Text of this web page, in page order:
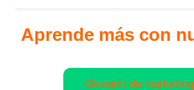
Aprende más con
Glosario de